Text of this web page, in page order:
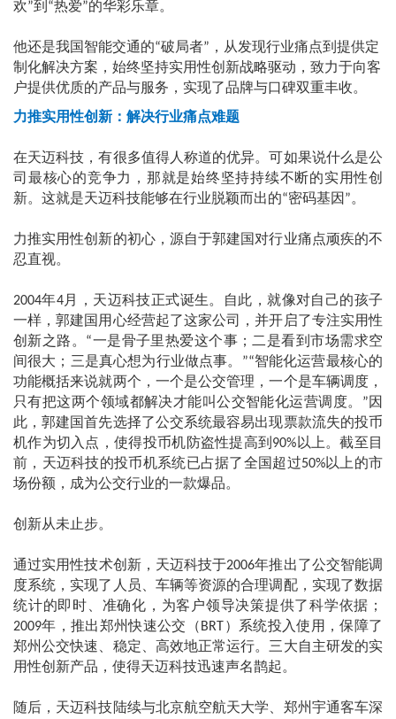
欢”到 “热爱”的华彩乐章。
他还是我国智能交通的“破局者” ，从发现行业痛点到提供定
制化解决方案，始终坚持实用性创新战略驱动，致力于向客
户提供优质的产品与服务，实现了品牌与口碑双重丰收。
力推实用性创新：解决行业痛点难题
在天迈科技，有很多值得人称道的优异。可如果说什么是公
司最核心的竞争力，那就是始终坚持持续不断的实用性创
新。这就是天迈科技能够在行业脱颖而出的“密码基因 ”。
力推实用性创新的初心，源自于郭建国对行业痛点顽疾的不
忍直视。
2004年4月，天迈科技正式诞生。自此，就像对自己的孩子
一样，郭建国用心经营起了这家公司，并开启了专注实用性
创新之路。 “一是骨子里热爱这个事；二是看到市场需求空
间很大；三是真心想为行业做点事。
”“智能化运营最核心的
功能概括来说就两个，一个是公交管理，一个是车辆调度，
只有把这两个领域都解决才能叫公交智能化运营调度。
”因
此，郭建国首先选择了公交系统最容易出现票款流失的投币
机作为切入点，使得投币机防盗性提高到 90%以上。截至目
前，天迈科技的投币机系统已占据了全国超过50%以上的市
场份额，成为公交行业的一款爆品。
创新从未止步。
通过实用性技术创新，天迈科技于2006年推出了公交智能调
度系统，实现了人员、车辆等资源的合理调配，实现了数据
统计的即时、准确化，为客户领导决策提供了科学依据；
2009年，推出郑州快速公交（BRT ）系统投入使用，保障了
郑州公交快速、稳定、高效地正常运行。三大自主研发的实
用性创新产品，使得天迈科技迅速声名鹊起。
随后，天迈科技陆续与北京航空航天大学、郑州宇通客车深